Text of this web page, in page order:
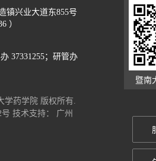
镇兴业大道东855号
）
37331255；研管办
药学院 版权所有.
技术支持： 广州
暨南